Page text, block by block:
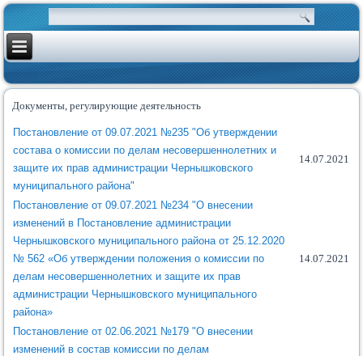
Документы, регулирующие деятельность
Постановление от 09.07.2021 №235 "Об утверждении
состава о комиссии по делам несовершеннолетних и
защите их прав администрации Чернышковского
муниципального района"
14.07.2021
Постановление от 09.07.2021 №234 "О внесении
изменений в Постановление администрации
Чернышковского муниципального района от 25.12.2020
№ 562 «Об утверждении положения о комиссии по
делам несовершеннолетних и защите их прав
администрации Чернышковского муниципального
района»
14.07.2021
Постановление от 02.06.2021 №179 "О внесении
изменений в состав комиссии по делам